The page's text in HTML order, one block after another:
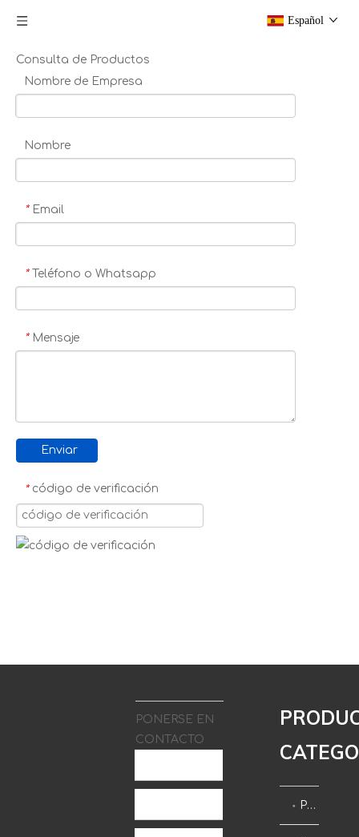
Español
Consulta de Productos
Nombre de Empresa
Nombre
* Email
* Teléfono o Whatsapp
* Mensaje
Enviar
* código de verificación
PONERSE EN
CONTACTO
Paneles de Aluminio Sólido